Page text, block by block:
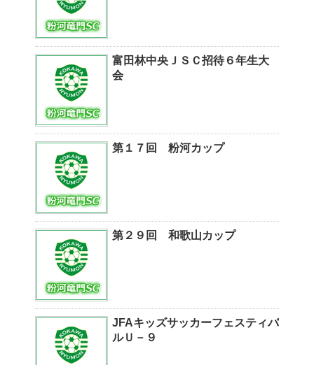
富田林中央ＪＳＣ招待６年生大
会
第１７回 粉河カップ
第２９回 和歌山カップ
JFAキッズサッカーフェスティバ
ルＵ－９